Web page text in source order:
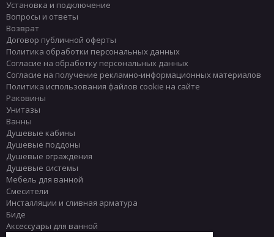
Установка и подключение
Вопросы и ответы
Возврат
Договор публичной оферты
Политика обработки персональных данных
Согласие на обработку персональных данных
Согласие на получение рекламно-информационных материалов
Политика использования файлов cookie на сайте
Раковины
Унитазы
Ванны
Душевые кабины
Душевые поддоны
Душевые ограждения
Душевые системы
Мебель для ванной
Смесители
Инсталляции и сливная арматура
Биде
Аксессуары для ванной